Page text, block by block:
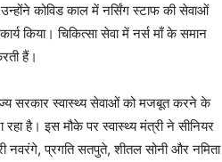
कोविड काल में नर्सिंग स्टाफ की सेवाओं
किया। चिकित्सा सेवा में नर्स माँ के समान
हैं।
सरकार स्वास्थ्य सेवाओं को मजबूत करने के
है। इस मौके पर स्वास्थ्य मंत्री ने सीनियर
नवरंगे, प्रगति सतपुते, शीतल सोनी और नमिता